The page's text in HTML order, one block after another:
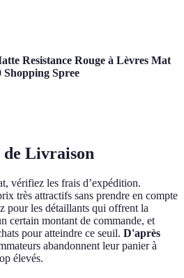
Resistance Rouge à Lèvres Mat
Spree
Livraison
vérifiez les frais d’expédition.
très attractifs sans prendre en compte
pour les détaillants qui offrent la
certain montant de commande, et
pour atteindre ce seuil. D'après
abandonnent leur panier à
élevés.